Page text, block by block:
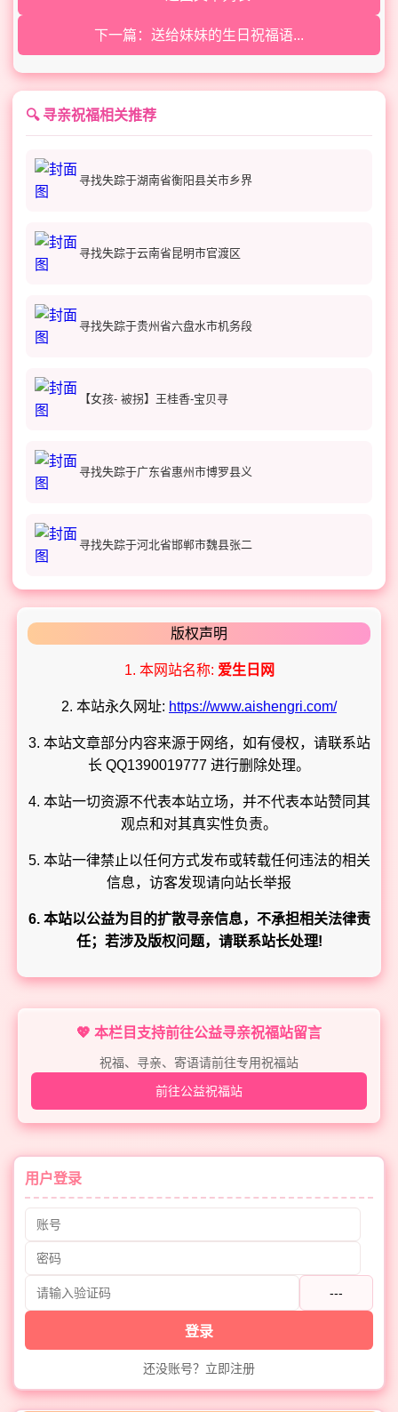
下一篇：送给妹妹的生日祝福语...
🔍 寻亲祝福相关推荐
寻找失踪于湖南省衡阳县关市乡界
寻找失踪于云南省昆明市官渡区
寻找失踪于贵州省六盘水市机务段
【女孩- 被拐】王桂香-宝贝寻
寻找失踪于广东省惠州市博罗县义
寻找失踪于河北省邯郸市魏县张二
版权声明
1. 本网站名称: 爱生日网
2. 本站永久网址: https://www.aishengri.com/
3. 本站文章部分内容来源于网络，如有侵权，请联系站
长 QQ1390019777 进行删除处理。
4. 本站一切资源不代表本站立场，并不代表本站赞同其
观点和对其真实性负责。
5. 本站一律禁止以任何方式发布或转载任何违法的相关
信息，访客发现请向站长举报
6. 本站以公益为目的扩散寻亲信息，不承担相关法律责
任；若涉及版权问题，请联系站长处理!
💖 本栏目支持前往公益寻亲祝福站留言
祝福、寻亲、寄语请前往专用祝福站
前往公益祝福站
用户登录
---
登录
还没账号？立即注册